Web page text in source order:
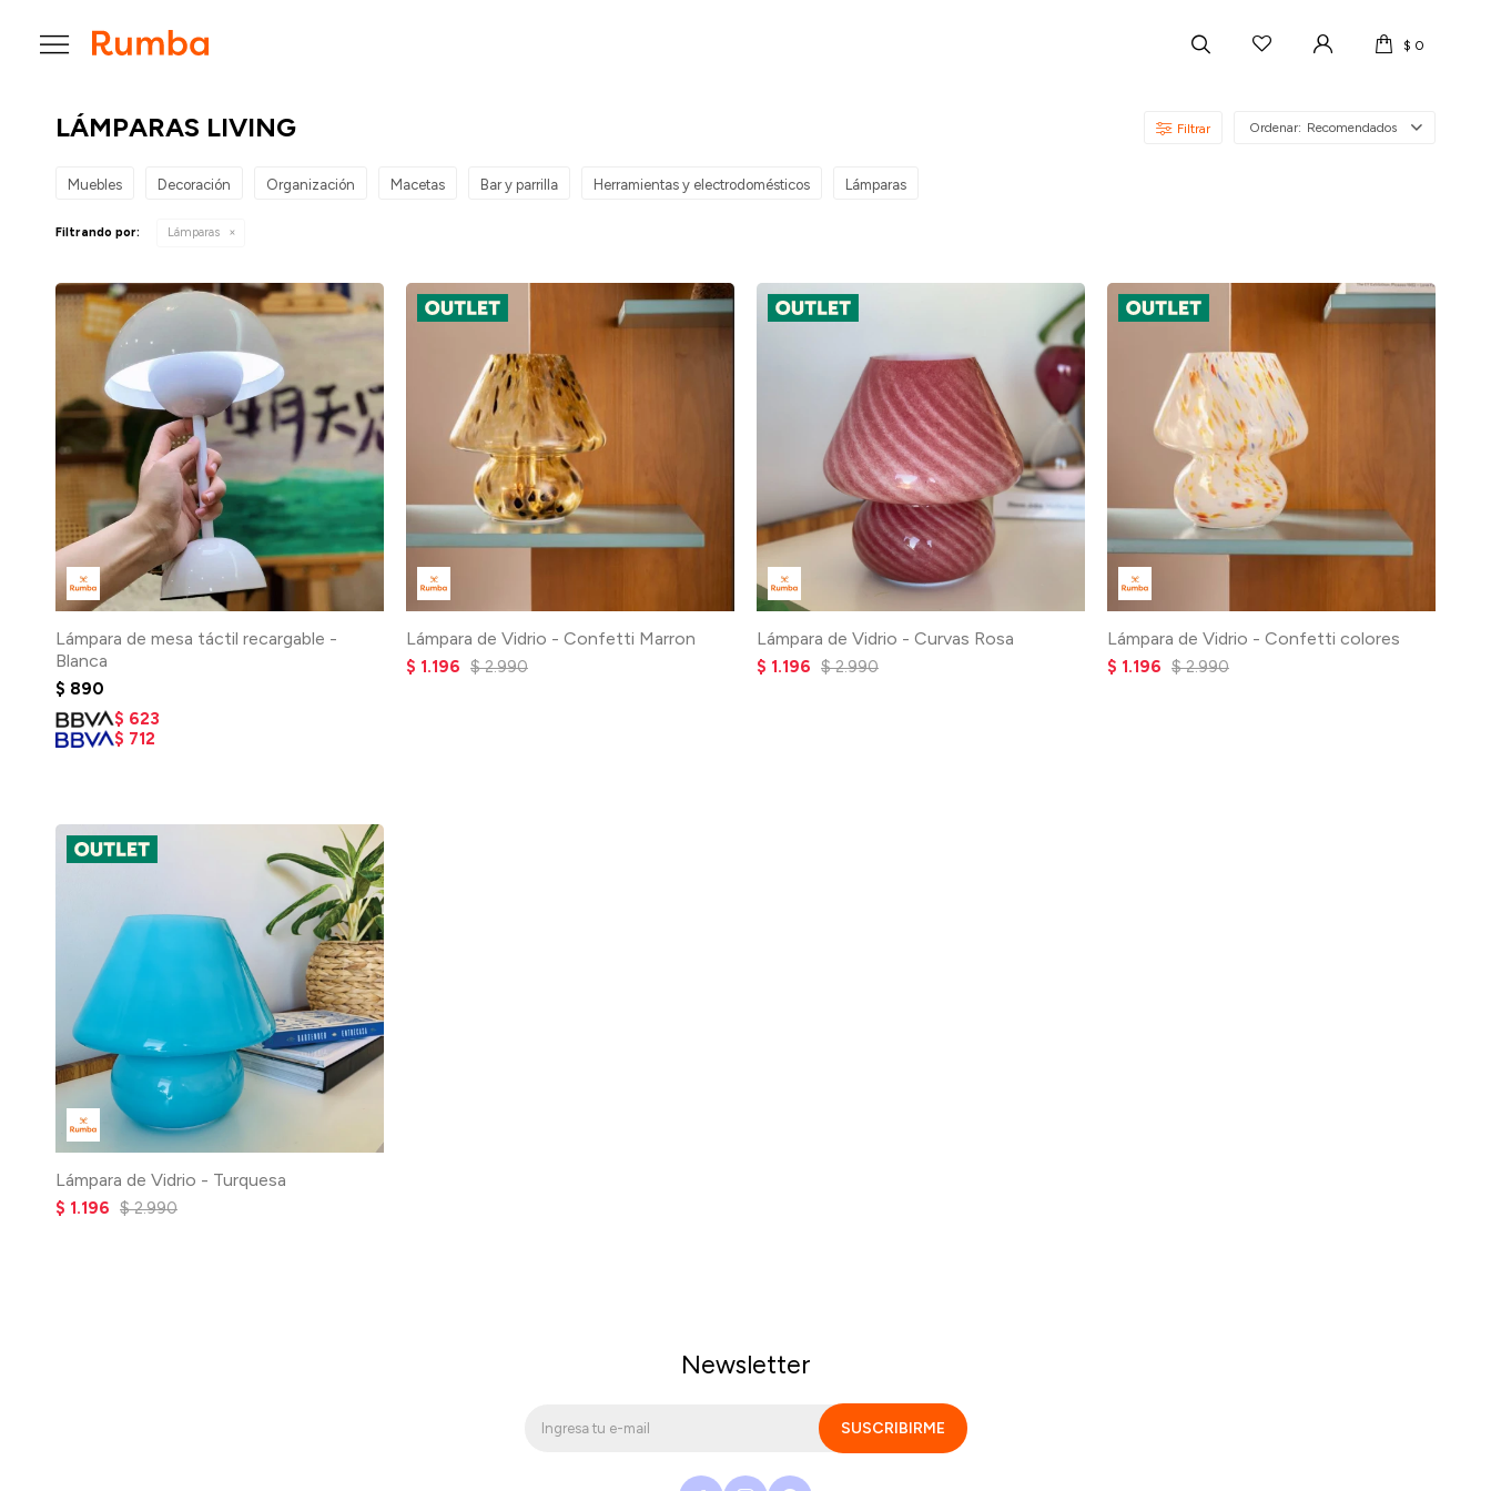
$ 0

LÁMPARAS LIVING Recomendados
Muebles Decoración Organización Macetas Bar y parrilla Herramientas y electrodomésticos Lámparas
Filtrando por: Lámparas
Lámpara de mesa táctil recargable -
Blanca
$ 890
$ 623
$ 712
Lámpara de Vidrio - Confetti Marron
$ 1.196 $ 2.990
Lámpara de Vidrio - Curvas Rosa
$ 1.196 $ 2.990
Lámpara de Vidrio - Confetti colores
$ 1.196 $ 2.990
Lámpara de Vidrio - Turquesa
$ 1.196 $ 2.990
Newsletter
SUSCRIBIRME